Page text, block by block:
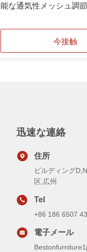
能な通気性メッシュ調
今接触
迅速な連絡
住所
ビルディング
区,広州
Tel
+86 186 6507
電子メール